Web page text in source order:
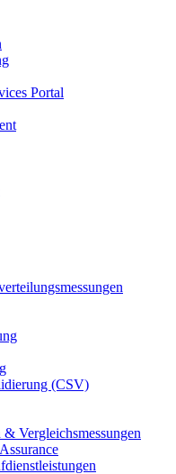
Portal
(CSV)
Vergleichsmessungen